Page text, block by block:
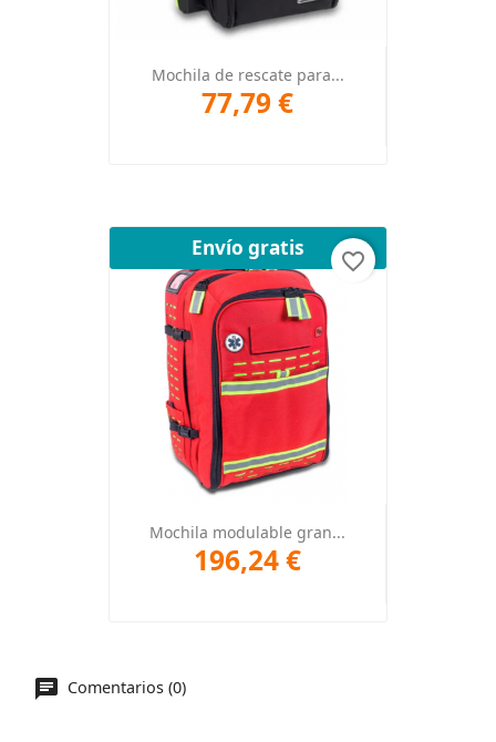
Mochila de rescate para...
77,79 €
Mochila modulable gran...
196,24 €
Envío gratis
favorite_border
Comentarios (0)